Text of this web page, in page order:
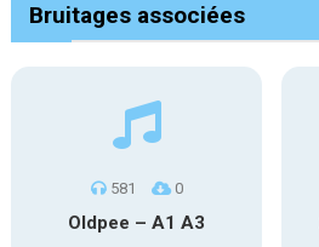
Bruitages associées
581 0
Oldpee – A1 A3